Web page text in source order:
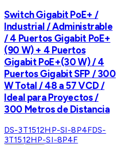
Switch Gigabit PoE+ /
Industrial / Administrable
/ 4 Puertos Gigabit PoE+
(90 W) + 4 Puertos
Gigabit PoE+(30 W) / 4
Puertos Gigabit SFP / 300
W Total / 48 a 57 VCD /
Ideal para Proyectos /
300 Metros de Distancia
DS-3T1512HP-SI-8P4FDS-
3T1512HP-SI-8P4F